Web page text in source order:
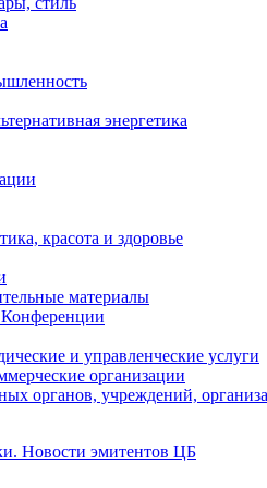
энергетика
красота и здоровье
материалы
и управленческие услуги
организации
органов, учреждений,
Новости эмитентов ЦБ